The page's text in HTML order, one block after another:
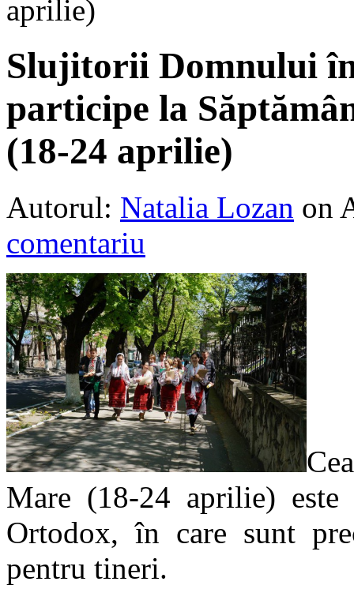
aprilie)
Slujitorii Domnului
participe la
(18-24 aprilie)
Autorul: Natalia Lozan on
comentariu
Mare (18-24 aprilie) este
Ortodox, în care sunt
pentru tineri.